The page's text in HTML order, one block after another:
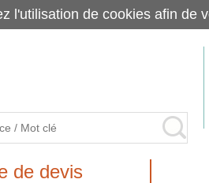
de devis
l'utilisation de cookies afin